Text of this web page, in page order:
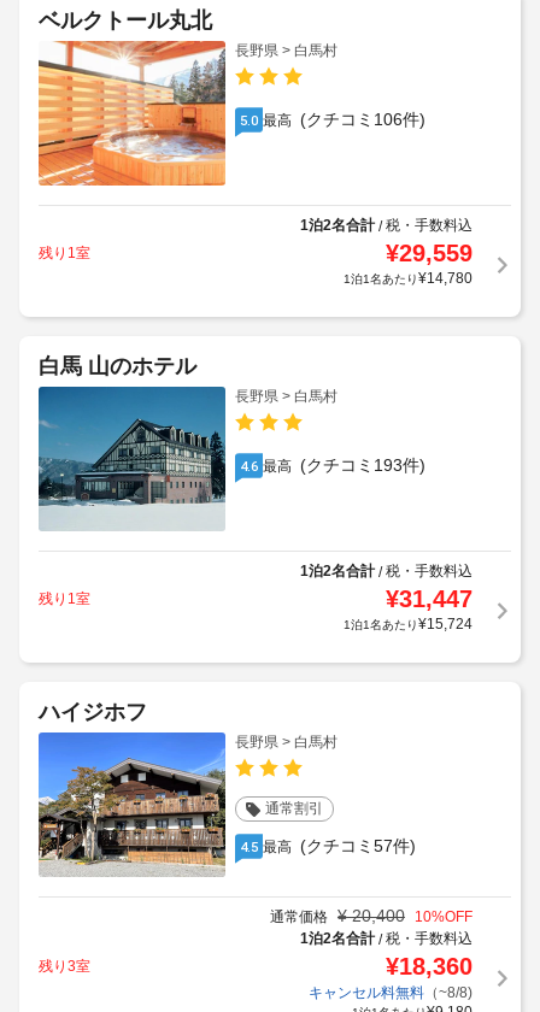
ベルクトール丸北
長野県 > 白馬村
5.0 最高 (クチコミ106件)
1泊2名合計/税・手数料込
残り1室
¥29,559
1泊1名あたり¥14,780
白馬 山のホテル
長野県 > 白馬村
4.6 最高 (クチコミ193件)
1泊2名合計/税・手数料込
残り1室
¥31,447
1泊1名あたり¥15,724
ハイジホフ
長野県 > 白馬村
通常割引
4.5 最高 (クチコミ57件)
通常価格 ¥ 20,400 10%OFF
1泊2名合計/税・手数料込
残り3室
¥18,360
キャンセル料無料（~8/8)